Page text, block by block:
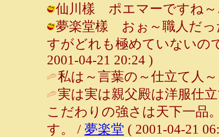
仙川樣 ポエマーですね～
夢楽堂樣 おぉ～職人だっ
すがどれも極めていないの
2001-04-21 20:24 )
私は～言葉の～仕立て
実は実は親父殿は洋服仕
こだわりの強さは天下一品
す。 / 夢楽堂 ( 2001-04-21